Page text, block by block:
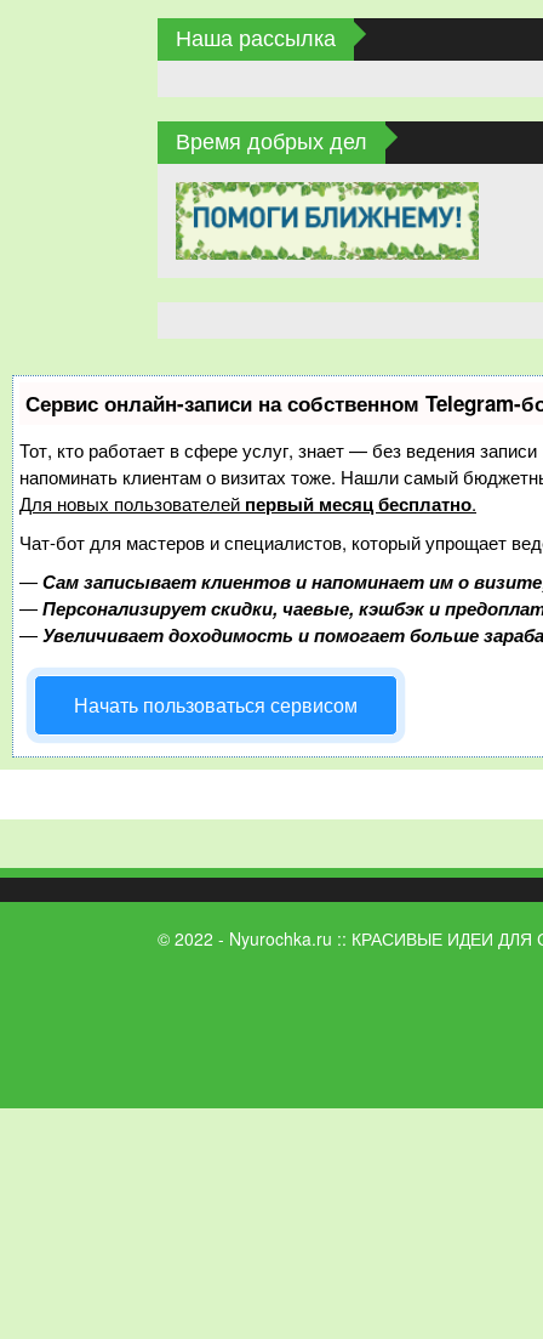
Наша рассылка
Время добрых дел
Сервис онлайн-записи на собственном Telegram-
Тот, кто работает в сфере услуг, знает — без ведения
напоминать клиентам о визитах тоже. Нашли самый
Для новых пользователей первый месяц бесплатно.
Чат-бот для мастеров и специалистов, который упрощает
—Сам записывает клиентов и напоминает им о
—Персонализирует скидки, чаевые, кэшбэк и
—Увеличивает доходимость и помогает больше
Начать пользоваться сервисом
© 2022 - Nyurochka.ru :: КРАСИВЫЕ ИДЕИ ДЛЯ